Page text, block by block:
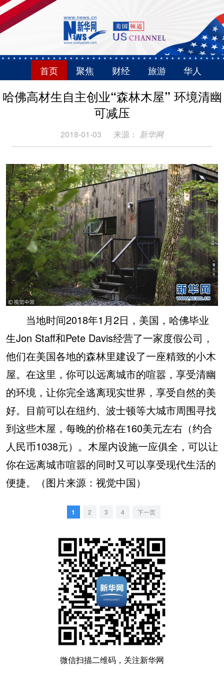
首页 聚焦 财经 旅游 华人
哈佛高材生自主创业“森林木屋” 环境清幽
可减压
2018-01-03 来源： 新华网
当地时间2018年1月2日，美国，哈佛毕业
生Jon Staff和Pete Davis经营了一家度假公司，
他们在美国各地的森林里建设了一座精致的小木
屋。在这里，你可以远离城市的喧嚣，享受清幽
的环境，让你完全逃离现实世界，享受自然的美
好。目前可以在纽约、波士顿等大城市周围寻找
到这些木屋，每晚的价格在160美元左右（约合
人民币1038元）。木屋内设施一应俱全，可以让
你在远离城市喧嚣的同时又可以享受现代生活的
便捷。（图片来源：视觉中国）
1 2 3 4 下一页
微信扫描二维码，关注新华网